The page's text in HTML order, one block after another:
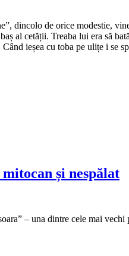
dincolo de orice modestie,
al cetății. Treaba lui era să
ieșea cu toba pe ulițe i se
și nespălat
– una dintre cele mai